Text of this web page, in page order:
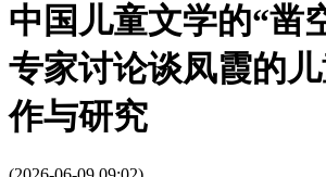
中国儿童文学的“
专家讨论谈凤霞的
作与研究